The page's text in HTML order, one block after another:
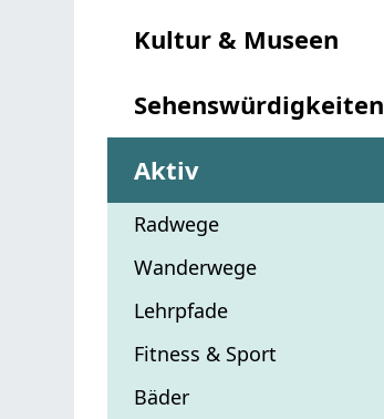
Kultur & Museen
Sehenswürdigkeiten
Aktiv
Radwege
Wanderwege
Lehrpfade
Fitness & Sport
Bäder